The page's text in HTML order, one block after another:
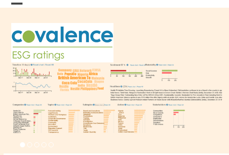
Skip
mobile
menu
mobile
menu